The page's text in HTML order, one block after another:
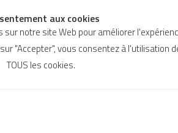
aux cookies
notre site Web pour améliorer
"Accepter", vous consentez à l'utilisation
TOUS les cookies.